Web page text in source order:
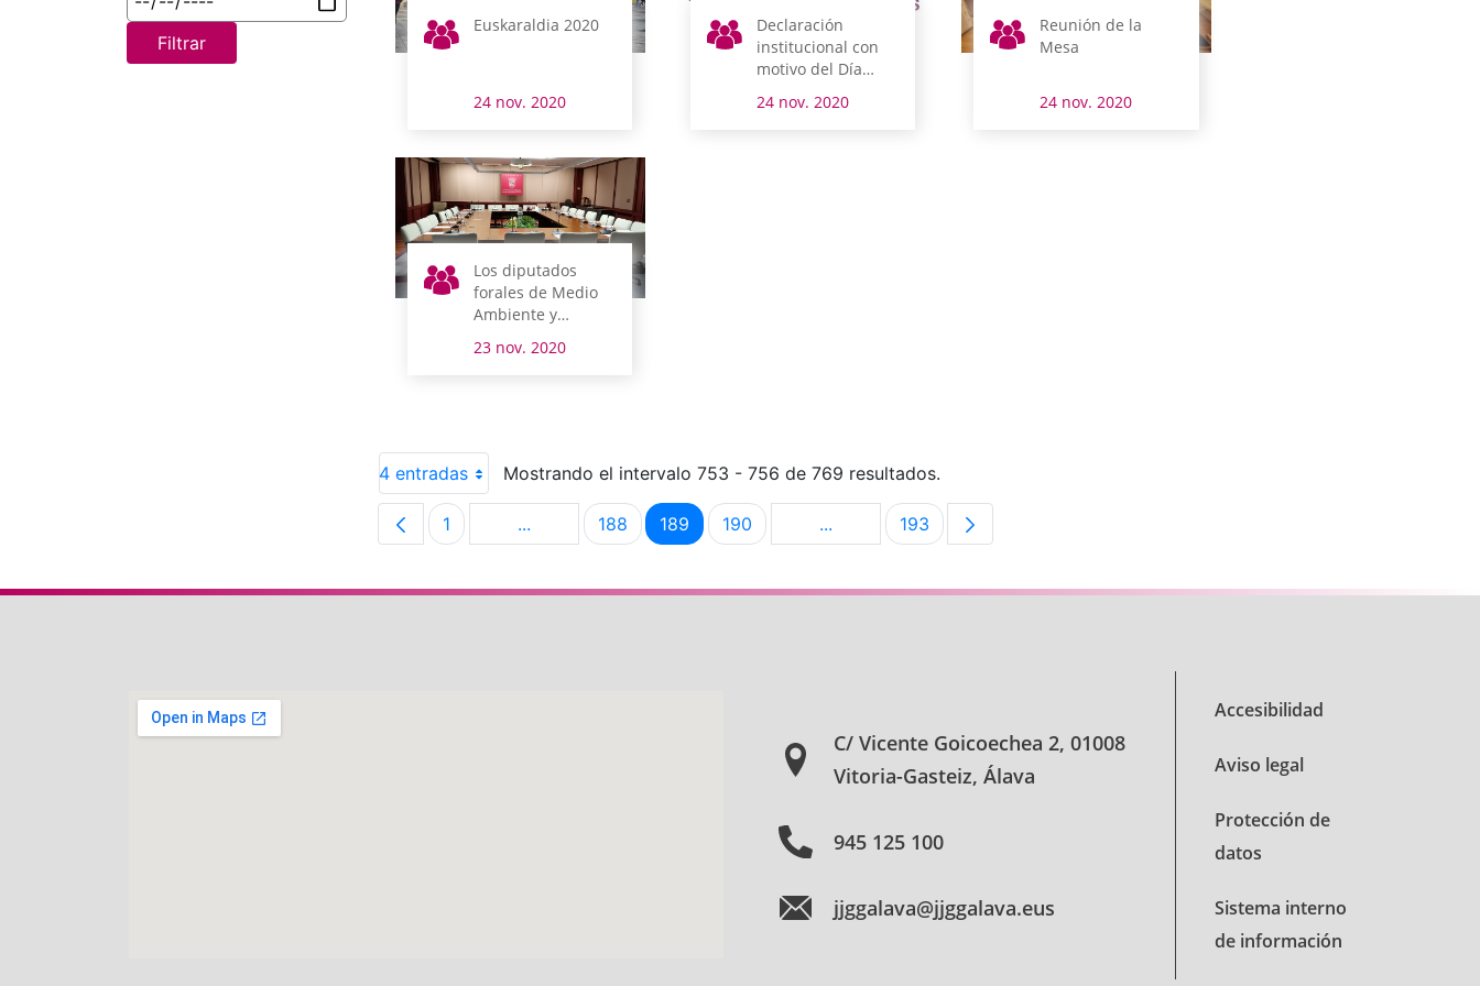
Filtrar
Euskaraldia 2020
24 nov. 2020
Declaración
institucional con
motivo del Día
la Eliminación de
24 nov. 2020
Reunión de la
Mesa
24 nov. 2020
Los diputados
forales de Medio
Ambiente y
Políticas Sociales y
23 nov. 2020
4 entradas Mostrando el intervalo 753 - 756 de 769 resultados.
Página
1 ...Páginas intermedias Use TAB para desplazarse.
Página
188 Página
189 Página
190 ...Páginas intermedias Use TAB para desplazarse.
Página
193
C/ Vicente Goicoechea 2, 01008
Vitoria-Gasteiz, Álava
945 125 100
jjggalava@jjggalava.eus
Accesibilidad
Aviso legal
Protección de
datos
Sistema interno
de información